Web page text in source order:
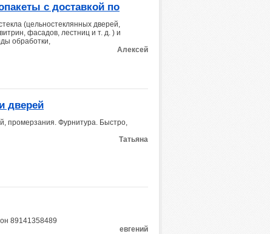
с доставкой по
(цельностеклянных дверей,
фасадов, лестниц и т. д. ) и
обработки,
Алексей
дверей
промерзания. Фурнитура. Быстро,
Татьяна
89141358489
евгений